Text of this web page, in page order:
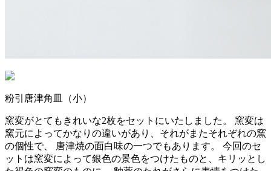
粉引唐津角皿（小）
窯変がとてもきれいな2枚をセットにいたしました。
窯変は
窯元によってかなりの違いがあり、 それがまたそれぞれの窯
の個性で、
唐津焼の面白味の一つでもあります。
今回のセ
ットは窯変によって銀色の景色をつけたものと、 キリッとし